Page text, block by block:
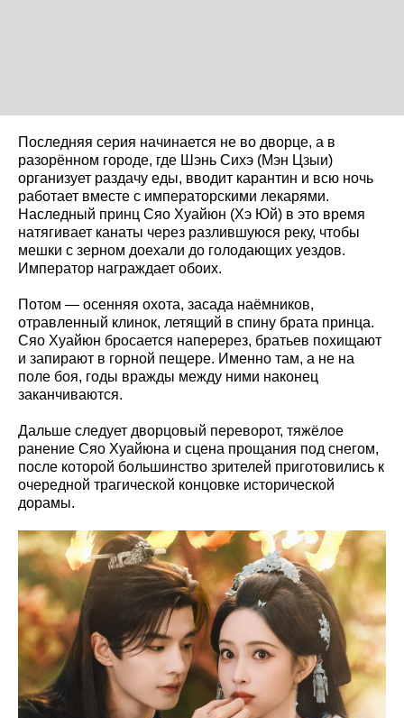
Последняя серия начинается не во дворце, а в
разорённом городе, где Шэнь Сихэ (Мэн Цзыи)
организует раздачу еды, вводит карантин и всю ночь
работает вместе с императорскими лекарями.
Наследный принц Сяо Хуайюн (Хэ Юй) в это время
натягивает канаты через разлившуюся реку, чтобы
мешки с зерном доехали до голодающих уездов.
Император награждает обоих.
Потом — осенняя охота, засада наёмников,
отравленный клинок, летящий в спину брата принца.
Сяо Хуайюн бросается наперерез, братьев похищают
и запирают в горной пещере. Именно там, а не на
поле боя, годы вражды между ними наконец
заканчиваются.
Дальше следует дворцовый переворот, тяжёлое
ранение Сяо Хуайюна и сцена прощания под снегом,
после которой большинство зрителей приготовились к
очередной трагической концовке исторической
дорамы.